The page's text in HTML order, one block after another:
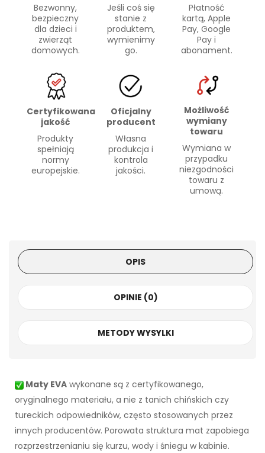
Bezwonny,
bezpieczny
dla dzieci i
zwierząt
domowych.
Jeśli coś się
stanie z
produktem,
wymienimy
go.
Płatność
kartą, Apple
Pay, Google
Pay i
abonament.
Certyfikowana
jakość
Produkty
spełniają
normy
europejskie.
Oficjalny
producent
Własna
produkcja i
kontrola
jakości.
Możliwość
wymiany
towaru
Wymiana w
przypadku
niezgodności
towaru z
umową.
OPIS
OPINIE (0)
METODY WYSYLKI
Maty EVA wykonane są z certyfikowanego,
oryginalnego materiału, a nie z tanich chińskich czy
tureckich odpowiedników, często stosowanych przez
innych producentów. Porowata struktura mat zapobiega
rozprzestrzenianiu się kurzu, wody i śniegu w kabinie.